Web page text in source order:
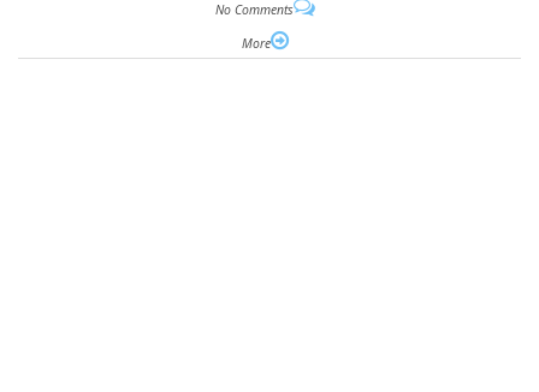
No Comments
More